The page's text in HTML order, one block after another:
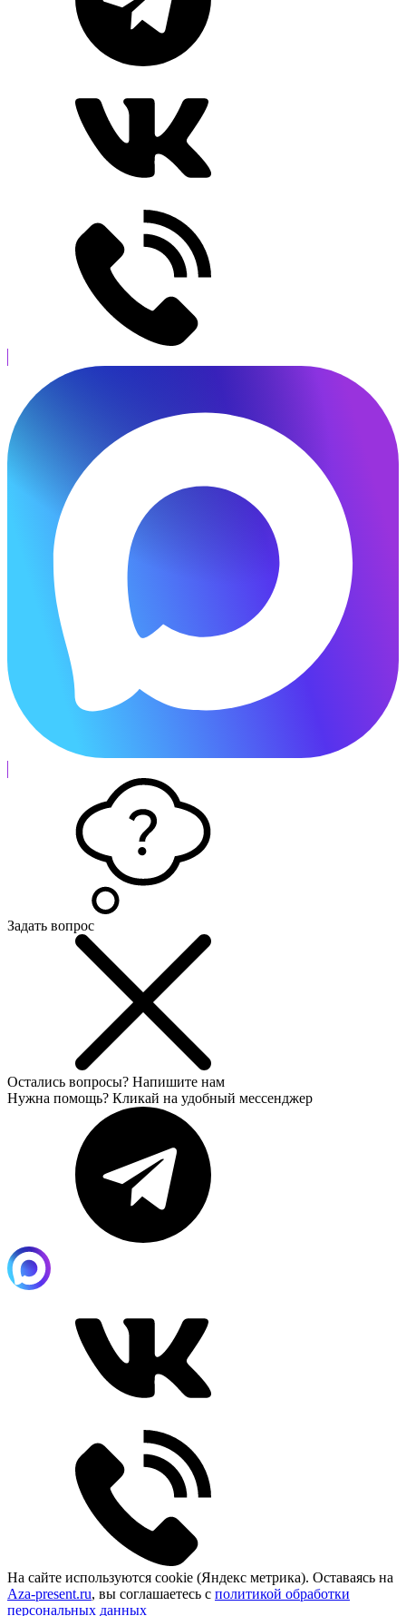
Задать вопрос
Остались вопросы? Напишите нам
Нужна помощь? Кликай на удобный мессенджер
На сайте используются cookie (Яндекс метрика). Оставаясь на
Aza-present.ru, вы соглашаетесь с политикой обработки
персональных данных